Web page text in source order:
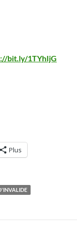
bit.ly/1TYhIjG
Plus